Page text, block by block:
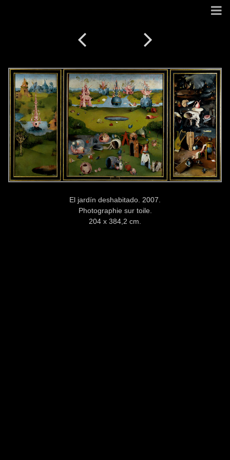
El jardín deshabitado. 2007.
Photographie sur toile.
204 x 384,2 cm.